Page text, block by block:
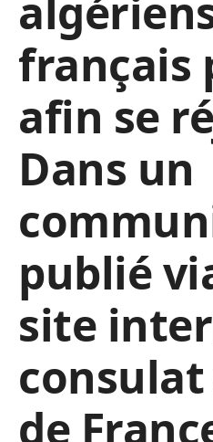
français
afin se
Dans un
publié
site
de